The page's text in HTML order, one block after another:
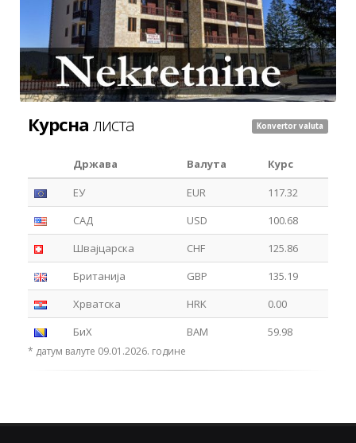
Курсна листа Konvertor valuta
Држава Валута
Курс
ЕУ
EUR
117.32
САД
USD
100.68
Швајцарска
CHF
125.86
Британија
GBP
135.19
Хрватска
HRK
0.00
БиХ
BAM 59.98
* датум валуте 09.01.2026. године